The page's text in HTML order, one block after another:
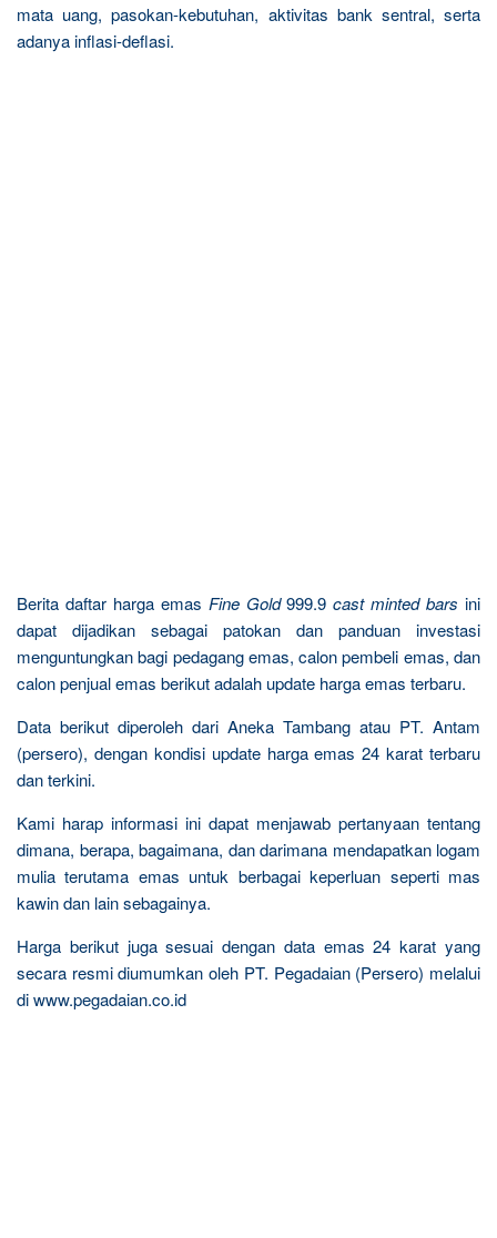
mata uang, pasokan-kebutuhan, aktivitas bank sentral, serta
adanya inflasi-deflasi.
Berita daftar harga emas Fine Gold999.9cast minted barsini
dapat dijadikan sebagai patokan dan panduan investasi
menguntungkan bagi pedagang emas, calon pembeli emas, dan
calon penjual emas berikut adalah update harga emas terbaru.
Data berikut diperoleh dari Aneka Tambang atau PT. Antam
(persero), dengan kondisi update harga emas 24 karat terbaru
dan terkini.
Kami harap informasi ini dapat menjawab pertanyaan tentang
dimana, berapa, bagaimana, dan darimana mendapatkan logam
mulia terutama emas untuk berbagai keperluan seperti mas
kawin dan lain sebagainya.
Harga berikut juga sesuai dengan data emas 24 karat yang
secara resmi diumumkan oleh PT. Pegadaian (Persero) melalui
di www.pegadaian.co.id